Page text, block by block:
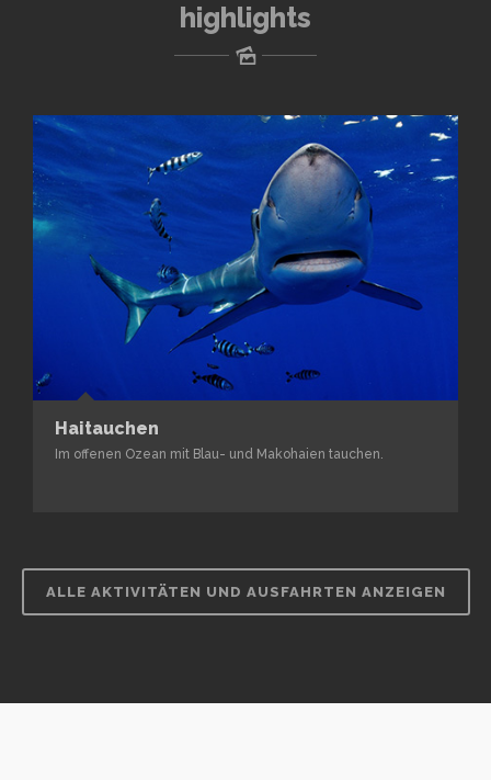
highlights
Haitauchen
Im offenen Ozean mit Blau- und Makohaien tauchen.
ALLE AKTIVITÄTEN UND AUSFAHRTEN ANZEIGEN